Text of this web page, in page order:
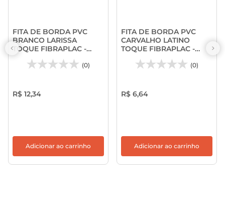
FITA DE BORDA PVC
BRANCO LARISSA
TOQUE FIBRAPLAC -
PROADEC
(0)
R$ 12,34
Adicionar ao carrinho
FITA DE BORDA PVC
CARVALHO LATINO
TOQUE FIBRAPLAC -
PROADEC
(0)
R$ 6,64
Adicionar ao carrinho